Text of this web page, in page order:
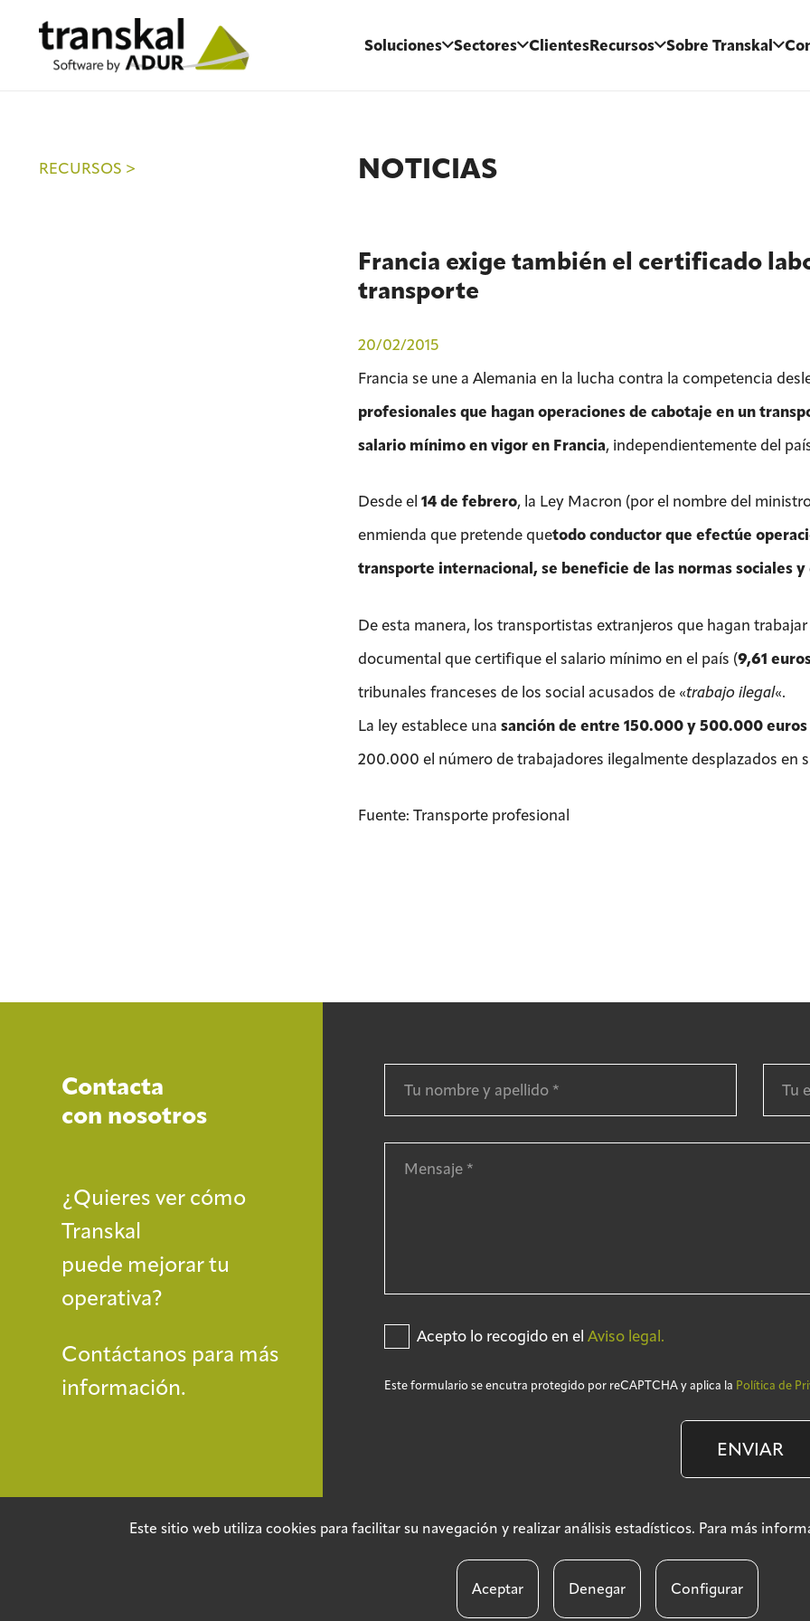
Soluciones Sectores ClientesRecursos Sobre Transkal
RECURSOS > NOTICIAS
Francia exige también el certificado
transporte
20/02/2015
Francia se une a Alemania en la lucha contra la competencia
profesionales que hagan operaciones de cabotaje en un
salario mínimo en vigor en Francia, independientemente del
Desde el 14 de febrero, la Ley Macron (por el nombre del
enmienda que pretende quetodo conductor que efectúe
transporte internacional, se beneficie de las normas sociales
De esta manera, los transportistas extranjeros que hagan trabajar
documental que certifique el salario mínimo en el país (9,61
tribunales franceses de los social acusados de «trabajo ilegal«.
La ley establece una sanción de entre 150.000 y 500.000
200.000 el número de trabajadores ilegalmente desplazados en
Fuente: Transporte profesional
Contacta
con nosotros
¿Quieres ver cómo
Transkal
puede mejorar tu
operativa?
Contáctanos para más
información.
Acepto lo recogido en elAviso legal.
Este formulario se encutra protegido por reCAPTCHA y aplica la Política de
ENVIAR
Aviso legal
Este sitio web utiliza cookies para facilitar su navegación y realizar análisis estadísticos. Para más
Aceptar Denegar Configurar